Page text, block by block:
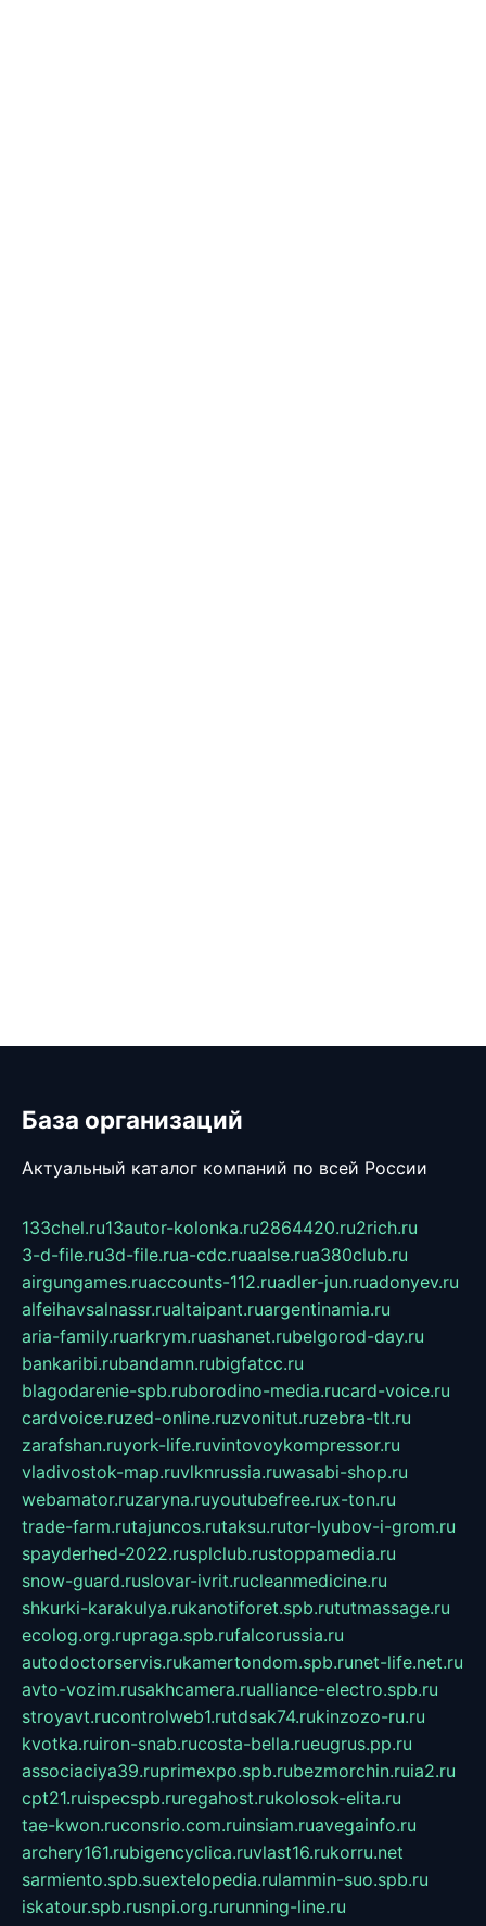
База организаций
Актуальный каталог компаний по всей России
133chel.ru13autor-kolonka.ru2864420.ru2rich.ru
3-d-file.ru3d-file.rua-cdc.ruaalse.rua380club.ru
airgungames.ruaccounts-112.ruadler-jun.ruadonyev.ru
alfeihavsalnassr.rualtaipant.ruargentinamia.ru
aria-family.ruarkrym.ruashanet.rubelgorod-day.ru
bankaribi.rubandamn.rubigfatcc.ru
blagodarenie-spb.ruborodino-media.rucard-voice.ru
cardvoice.ruzed-online.ruzvonitut.ruzebra-tlt.ru
zarafshan.ruyork-life.ruvintovoykompressor.ru
vladivostok-map.ruvlknrussia.ruwasabi-shop.ru
webamator.ruzaryna.ruyoutubefree.rux-ton.ru
trade-farm.rutajuncos.rutaksu.rutor-lyubov-i-grom.ru
spayderhed-2022.rusplclub.rustoppamedia.ru
snow-guard.ruslovar-ivrit.rucleanmedicine.ru
shkurki-karakulya.rukanotiforet.spb.rututmassage.ru
ecolog.org.rupraga.spb.rufalcorussia.ru
autodoctorservis.rukamertondom.spb.runet-life.net.ru
avto-vozim.rusakhcamera.rualliance-electro.spb.ru
stroyavt.rucontrolweb1.rutdsak74.rukinzozo-ru.ru
kvotka.ruiron-snab.rucosta-bella.rueugrus.pp.ru
associaciya39.ruprimexpo.spb.rubezmorchin.ruia2.ru
cpt21.ruispecspb.ruregahost.rukolosok-elita.ru
tae-kwon.ruconsrio.com.ruinsiam.ruavegainfo.ru
archery161.rubigencyclica.ruvlast16.rukorru.net
sarmiento.spb.suextelopedia.rulammin-suo.spb.ru
iskatour.spb.rusnpi.org.rurunning-line.ru